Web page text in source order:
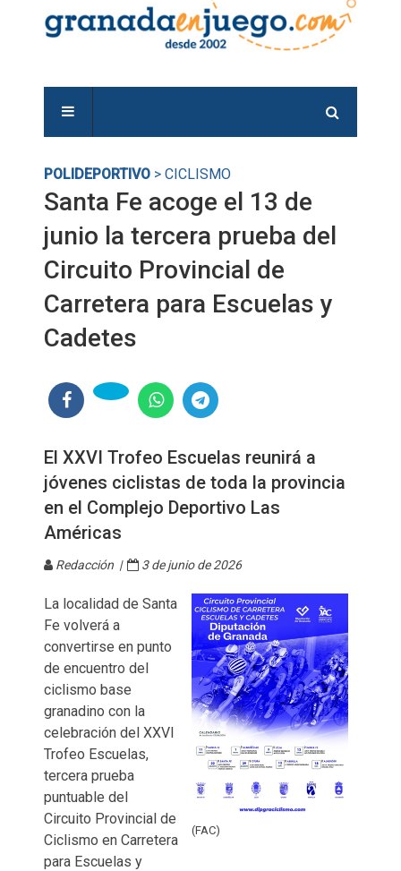
POLIDEPORTIVO > CICLISMO
Santa Fe acoge el 13 de
junio la tercera prueba del
Circuito Provincial de
Carretera para Escuelas y
Cadetes
El XXVI Trofeo Escuelas reunirá a
jóvenes ciclistas de toda la provincia
en el Complejo Deportivo Las
Américas
Redacción | 3 de junio de 2026
(FAC)
La localidad de Santa
Fe volverá a
convertirse en punto
de encuentro del
ciclismo base
granadino con la
celebración del XXVI
Trofeo Escuelas,
tercera prueba
puntuable del
Circuito Provincial de
Ciclismo en Carretera
para Escuelas y